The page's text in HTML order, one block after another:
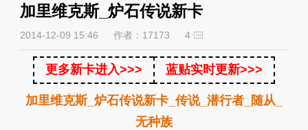
加里维克斯_炉石传说新卡
2014-12-09 15:46 作者：17173 4
更多新卡进入>>> 蓝贴实时更新>>>
加里维克斯_炉石传说新卡_传说_潜行者_随从_
无种族